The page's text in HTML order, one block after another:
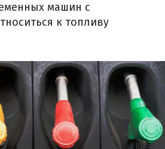
машин с
к топливу